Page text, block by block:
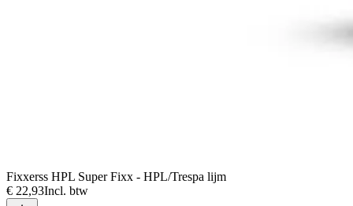
Fixxerss HPL Super Fixx - HPL/Trespa lijm
€ 22,93Incl. btw